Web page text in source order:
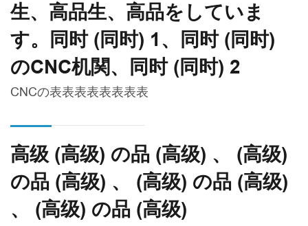
生、高品生、高品をしていま
す。同时 (同时) 1、同时 (同时)
のCNC机関、同时 (同时) 2
CNCの表表表表表表表表
高级 (高级) の品 (高级) 、 (高级)
の品 (高级) 、 (高级) の品 (高级)
、 (高级) の品 (高级)